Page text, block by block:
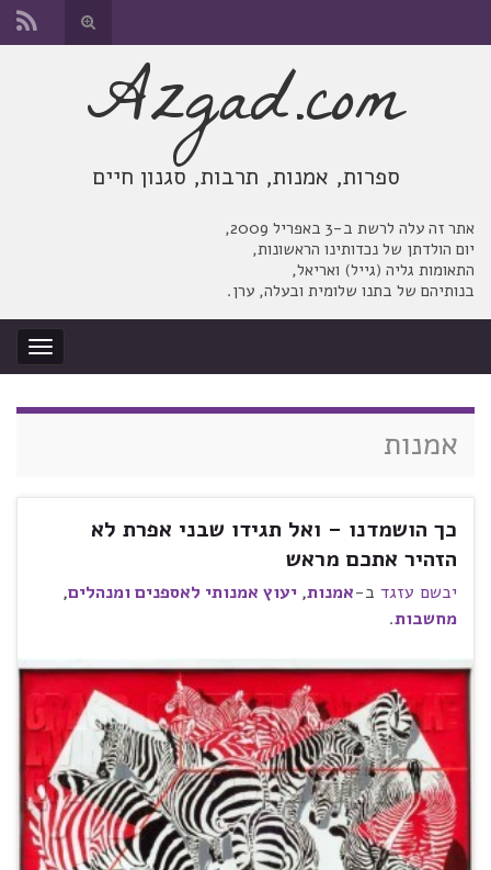
החלף
טופס
אתר זה עלה לרשת ב-3 באפריל 2009,
יום הולדתן של נכדותינו הראשונות,
התאומות גליה (גייל) ואריאל,
בנותיהם של בתנו שלומית ובעלה, ערן.
החלף
ניווט
Azgad.com
ספרות, אמנות, תרבות, סגנון חיים
אמנות
כך הושמדנו – ואל תגידו שבני אפרת לא
הזהיר אתכם מראש
יבשם עזגד ב-אמנות, יעוץ אמנותי לאספנים ומנהלים,
מחשבות.